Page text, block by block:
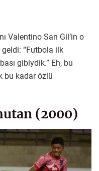
Valentino San Gil’in o
“Futbola ilk
gibiydik.” Eh, bu
bu kadar özlü
(2000)